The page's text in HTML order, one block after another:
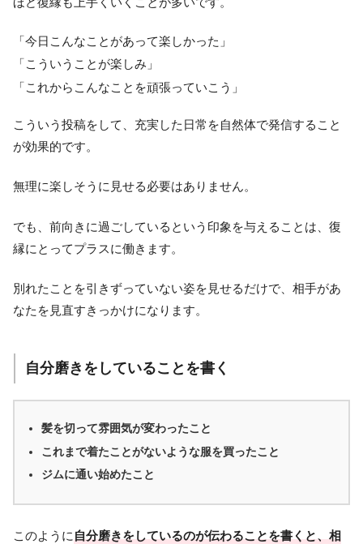
「今日こんなことがあって楽しかった」
「こういうことが楽しみ」
「これからこんなことを頑張っていこう」
こういう投稿をして、充実した日常を自然体で発信すること
が効果的です。
無理に楽しそうに見せる必要はありません。
でも、前向きに過ごしているという印象を与えることは、復
縁にとってプラスに働きます。
別れたことを引きずっていない姿を見せるだけで、相手があ
なたを見直すきっかけになります。
自分磨きをしていることを書く
髪を切って雰囲気が変わったこと
これまで着たことがないような服を買ったこと
ジムに通い始めたこと
このように 自分磨きをしているのが伝わることを書くと、相